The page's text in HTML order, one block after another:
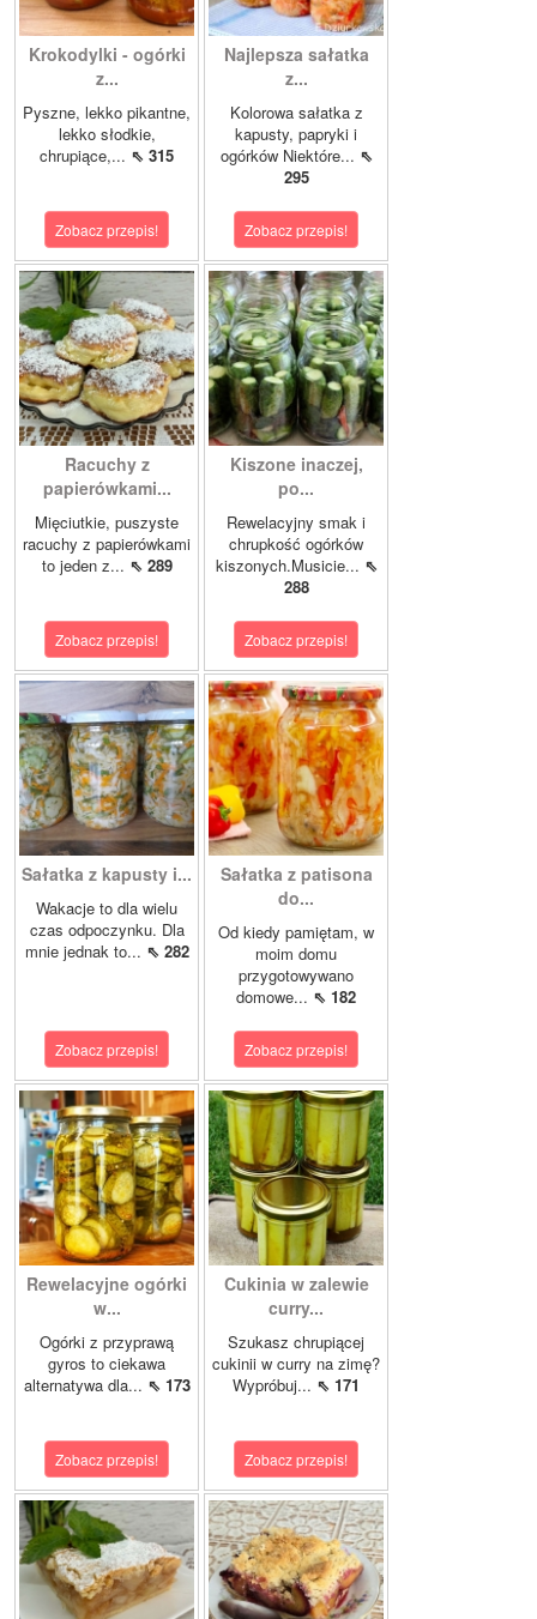
Krokodylki - ogórki
z...
Pyszne, lekko pikantne,
lekko słodkie,
chrupiące,... ⇖ 315
Zobacz przepis!
Najlepsza sałatka
z...
Kolorowa sałatka z
kapusty, papryki i
ogórków Niektóre... ⇖
295
Zobacz przepis!
Racuchy z
papierówkami...
Mięciutkie, puszyste
racuchy z papierówkami
to jeden z... ⇖ 289
Zobacz przepis!
Kiszone inaczej,
po...
Rewelacyjny smak i
chrupkość ogórków
kiszonych.Musicie... ⇖
288
Zobacz przepis!
Sałatka z kapusty i...
Wakacje to dla wielu
czas odpoczynku. Dla
mnie jednak to... ⇖ 282
Zobacz przepis!
Sałatka z patisona
do...
Od kiedy pamiętam, w
moim domu
przygotowywano
domowe... ⇖ 182
Zobacz przepis!
Rewelacyjne ogórki
w...
Ogórki z przyprawą
gyros to ciekawa
alternatywa dla... ⇖ 173
Zobacz przepis!
Cukinia w zalewie
curry...
Szukasz chrupiącej
cukinii w curry na zimę?
Wypróbuj... ⇖ 171
Zobacz przepis!